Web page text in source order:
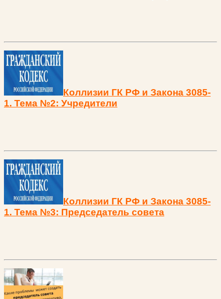
Коллизии ГК РФ и Закона 3085-
1. Тема №2: Учредители
Коллизии ГК РФ и Закона 3085-
1. Тема №3: Председатель совета